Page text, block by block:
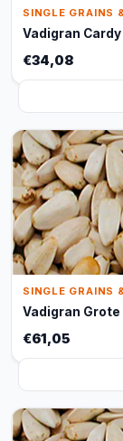
SINGLE GRAINS
Vadigran
€34,08
SINGLE GRAINS
Vadigran
€61,05